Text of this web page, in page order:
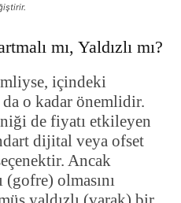
mı, Yaldızlı mı?
içindeki
o kadar önemlidir.
de fiyatı etkileyen
dijital veya ofset
Ancak
olmasını